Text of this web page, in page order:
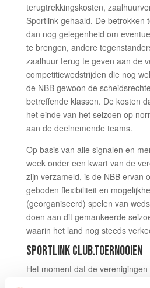
terugtrekkingskosten,
Sportlink gehaald. De betrokken
dan nog gelegenheid om
te brengen, andere
zaalhuur terug te geven aan de
competitiewedstrijden die nog
de NBB gewoon de
betreffende klassen. De kosten
het einde van het seizoen op
aan de deelnemende teams.
Op basis van alle signalen en
week onder een kwart van de
zijn verzameld, is de NBB ervan
geboden flexibiliteit en
(georganiseerd) spelen van
doen aan dit gemankeerde
waarin het land nog steeds
SPORTLINK CLUB.TOERNOOIEN
Het moment dat de